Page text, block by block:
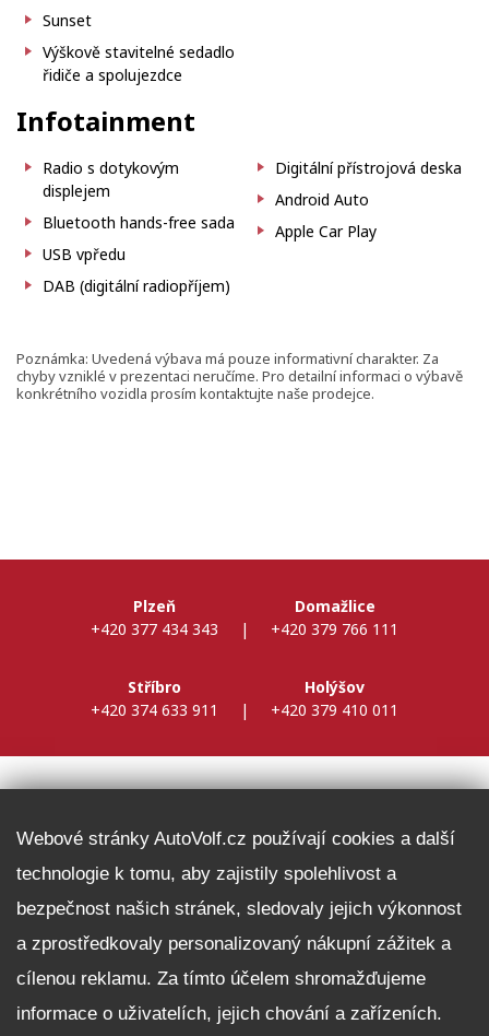
Sunset
Výškově stavitelné sedadlo
řidiče a spolujezdce
Infotainment
Radio s dotykovým
displejem
Bluetooth hands-free sada
USB vpředu
DAB (digitální radiopříjem)
Digitální přístrojová deska
Android Auto
Apple Car Play
Poznámka: Uvedená výbava má pouze informativní charakter. Za
chyby vzniklé v prezentaci neručíme. Pro detailní informaci o výbavě
konkrétního vozidla prosím kontaktujte naše prodejce.
Plzeň
+420 377 434 343
|
Domažlice
+420 379 766 111
Stříbro
+420 374 633 911
|
Holýšov
+420 379 410 011
Fleet program Škoda
Nabídka zaměstnání
Facebook
Reklamační řád
Zásady zpracování osobních údajů pro zákazníky
Webové stránky AutoVolf.cz používají cookies a další
technologie k tomu, aby zajistily spolehlivost a
bezpečnost našich stránek, sledovaly jejich výkonnost
a zprostředkovaly personalizovaný nákupní zážitek a
cílenou reklamu. Za tímto účelem shromažďujeme
informace o uživatelích, jejich chování a zařízeních.